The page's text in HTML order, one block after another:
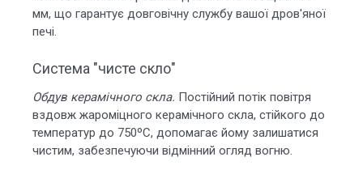
мм, що гарантує довговічну службу вашої дров'яної
печі.
Система "чисте скло"
Обдув керамічного скла. Постійний потік повітря
вздовж жароміцного керамічного скла, стійкого до
температур до 750ºС, допомагає йому залишатися
чистим, забезпечуючи відмінний огляд вогню.